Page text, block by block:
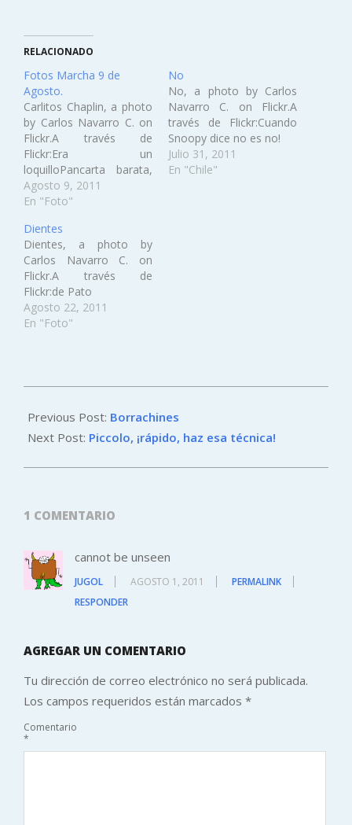
RELACIONADO
Fotos Marcha 9 de
Agosto.
Carlitos Chaplin, a photo
by Carlos Navarro C. on
Flickr.A través de
Flickr:Era un
loquilloPancarta barata,
a photo by Carlos
Navarro C. on Flickr.A
panfleto nunca.Ni uno ni
lo otro..., a photo by
Carlos Navarro C. on
Flickr.A través de
Flickr:Amén.Globos
armados, a photo by
Carlos Navarro…
Agosto 9, 2011
En "Foto"
No
No, a photo by Carlos
Navarro C. on Flickr.A
través de Flickr:Cuando
Snoopy dice no es no!
Julio 31, 2011
En "Chile"
Dientes
Dientes, a photo by
Carlos Navarro C. on
Flickr.A través de
Flickr:de Pato
Agosto 22, 2011
En "Foto"
08-
01
Previous Post: Borrachines
Next Post: Piccolo, ¡rápido, haz esa técnica!
1 COMENTARIO
cannot be unseen
JUGOL AGOSTO 1, 2011
PERMALINK
RESPONDER
AGREGAR UN COMENTARIO
Tu dirección de correo electrónico no será publicada.
Los campos requeridos están marcados *
Comentario
*